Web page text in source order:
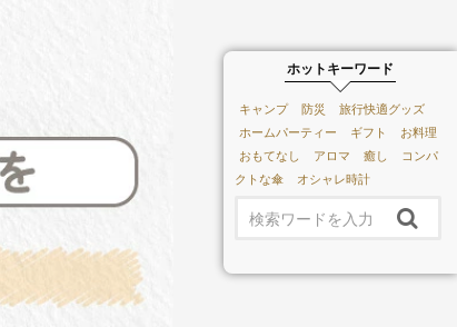
ホットキーワード
キャンプ 防災
旅行快適グッズ
ホームパーティー
ギフト
お料理
おもてなし
アロマ 癒し
コンパ
クトな傘
オシャレ時計